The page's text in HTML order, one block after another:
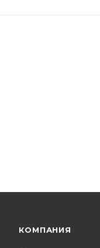
КОМПАНИЯ